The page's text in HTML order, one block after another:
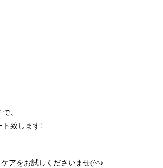
、
ト致します!
アをお試しくださいませ(^^♪